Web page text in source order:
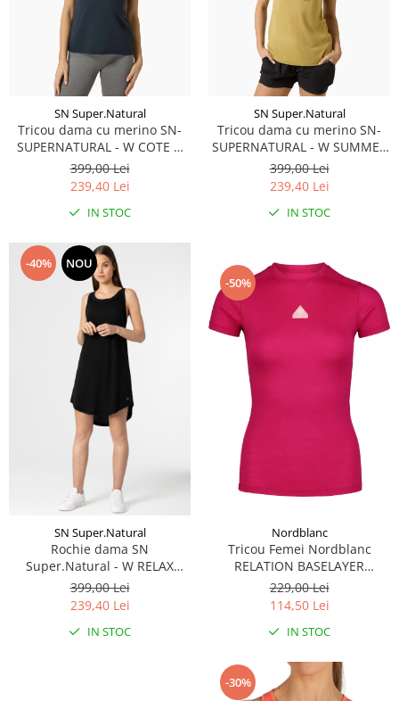
Incaltaminte
Pantaloni ski
Mid Layere
Jachete
Femei
Geci ski
Incaltaminte
Pantaloni ski
Mid Layere
Geci ski copii
Pantaloni ski
Bluze
SN Super.Natural
Tricou dama cu merino SN-
SUPERNATURAL - W COTE D
AZUR TEE - Blueberry/White
Stone
399,00 Lei
239,40 Lei
IN STOC
SN Super.Natural
Tricou dama cu merino SN-
SUPERNATURAL - W SUMMER
GONDOLA TEE -
Sahara/Various
399,00 Lei
239,40 Lei
IN STOC
-40% NOU
SN Super.Natural
Rochie dama SN
Super.Natural - W RELAX
DRESS - Jet Black
399,00 Lei
239,40 Lei
IN STOC
-50%
Nordblanc
Tricou Femei Nordblanc
RELATION BASELAYER
MERINO air pink
229,00 Lei
114,50 Lei
IN STOC
-30%